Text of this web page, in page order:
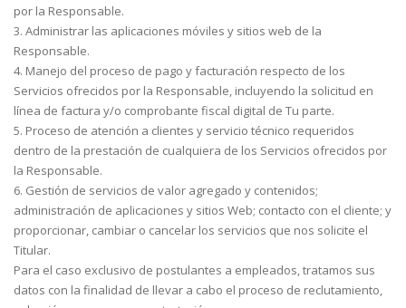
por la Responsable.
3. Administrar las aplicaciones móviles y sitios web de la
Responsable.
4. Manejo del proceso de pago y facturación respecto de los
Servicios ofrecidos por la Responsable, incluyendo la solicitud en
línea de factura y/o comprobante fiscal digital de Tu parte.
5. Proceso de atención a clientes y servicio técnico requeridos
dentro de la prestación de cualquiera de los Servicios ofrecidos por
la Responsable.
6. Gestión de servicios de valor agregado y contenidos;
administración de aplicaciones y sitios Web; contacto con el cliente; y
proporcionar, cambiar o cancelar los servicios que nos solicite el
Titular.
Para el caso exclusivo de postulantes a empleados, tratamos sus
datos con la finalidad de llevar a cabo el proceso de reclutamiento,